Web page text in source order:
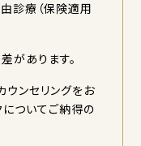
診療（保険適用
があります。
ンセリングをお
ついてご納得の